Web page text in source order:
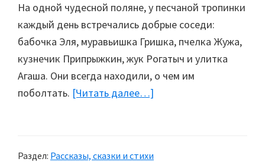
На одной чудесной поляне, у песчаной тропинки
каждый день встречались добрые соседи:
бабочка Эля, муравьишка Гришка, пчелка Жужа,
кузнечик Припрыжкин, жук Рогатыч и улитка
Агаша. Они всегда находили, о чем им
поболтать. [Читать далее…]
Раздел: Рассказы, сказки и стихи